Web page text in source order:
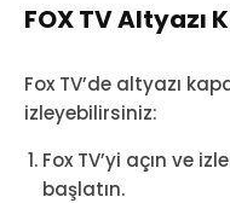
FOX TV Altyazı
Fox TV’de altyazı
izleyebilirsiniz:
Fox TV’yi açın ve
başlatın.